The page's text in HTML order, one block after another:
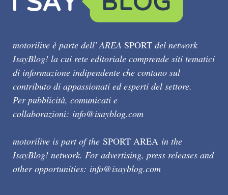
motorilive è parte dell' AREA SPORT del network
IsayBlog! la cui rete editoriale comprende siti tematici
di informazione indipendente che contano sul
contributo di appassionati ed esperti del settore.
Per pubblicità, comunicati e
collaborazioni: info@isayblog.com
motorilive is part of the SPORT AREA in the
IsayBlog! network. For advertising, press releases and
other opportunities: info@isayblog.com